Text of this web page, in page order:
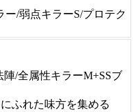
/弱点キラーS/プロテク
/全属性キラーM+SSブ
ふれた味方を集める